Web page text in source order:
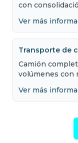
con
Ver más
Transporte de
Camión
volúmenes con
Ver más